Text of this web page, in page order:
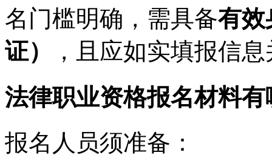
名门槛明确，需具备有效
证）
，且应如实填报信
法律职业资格报名材料有
报名人员须准备：